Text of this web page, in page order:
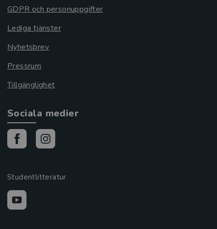
GDPR och personuppgifter
Lediga tjänster
Nyhetsbrev
Pressrum
Tillgänglighet
Sociala medier
Studentlitteratur